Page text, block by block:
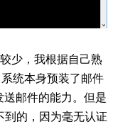
少，我根据自己熟
统本身预装了邮件
送邮件的能力。但是
到的，因为毫无认证